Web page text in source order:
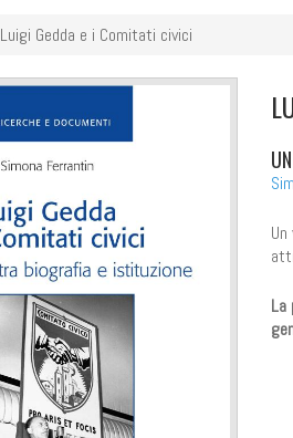
Luigi Gedda e i Comitati civici
La